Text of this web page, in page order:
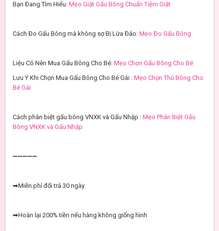
Bạn Đang Tìm Hiểu: Mẹo Giặt Gấu Bông Chuẩn Tiệm Giặt
Cách Đo Gấu Bông mà không sợ Bị Lừa Đảo: Mẹo Đo Gấu Bông
Liệu Có Nên Mua Gấu Bông Cho Bé: Mẹo Chọn Gấu Bông Cho Bé
Lưu Ý Khi Chọn Mua Gấu Bông Cho Bé Gái : Mẹo Chọn Thú Bông Cho
Bé Gái
Cách phân biệt gấu bông VNXK và Gấu Nhập : Mẹo Phân Biệt Gấu
Bông VNXK và Gấu Nhập
➖➖➖➖➖
➡Miễn phí đổi trả 30 ngày
➡Hoàn lại 200% tiền nếu hàng không giống hình